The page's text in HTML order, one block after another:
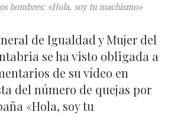
hombres: «Hola, soy tu machismo»
de Igualdad y Mujer del
se ha visto obligada a
de su vídeo en
del número de quejas por
«Hola, soy tu